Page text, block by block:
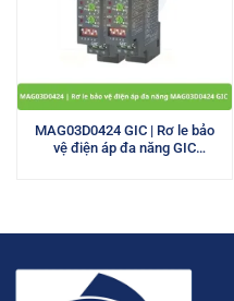
MAG03D0424 GIC | Rơ le bảo
vệ điện áp đa năng GIC